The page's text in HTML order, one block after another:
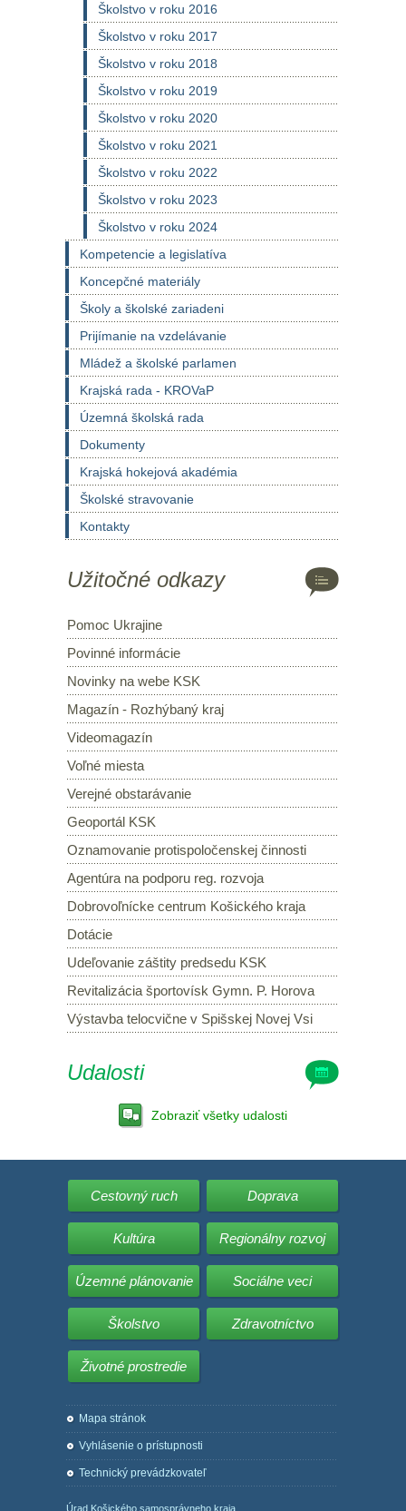
Školstvo v roku 2016
Školstvo v roku 2017
Školstvo v roku 2018
Školstvo v roku 2019
Školstvo v roku 2020
Školstvo v roku 2021
Školstvo v roku 2022
Školstvo v roku 2023
Školstvo v roku 2024
Kompetencie a legislatíva
Koncepčné materiály
Školy a školské zariadeni
Prijímanie na vzdelávanie
Mládež a školské parlamen
Krajská rada - KROVaP
Územná školská rada
Dokumenty
Krajská hokejová akadémia
Školské stravovanie
Kontakty
Užitočné odkazy
Pomoc Ukrajine
Povinné informácie
Novinky na webe KSK
Magazín - Rozhýbaný kraj
Videomagazín
Voľné miesta
Verejné obstarávanie
Geoportál KSK
Oznamovanie protispoločenskej činnosti
Agentúra na podporu reg. rozvoja
Dobrovoľnícke centrum Košického kraja
Dotácie
Udeľovanie záštity predsedu KSK
Revitalizácia športovísk Gymn. P. Horova
Výstavba telocvične v Spišskej Novej Vsi
Udalosti
Zobraziť všetky udalosti
Cestovný ruch Doprava
Kultúra Regionálny rozvoj
Územné plánovanie Sociálne veci
Školstvo Zdravotníctvo
Životné prostredie
Mapa stránok
Vyhlásenie o prístupnosti
Technický prevádzkovateľ
Úrad Košického samosprávneho kraja